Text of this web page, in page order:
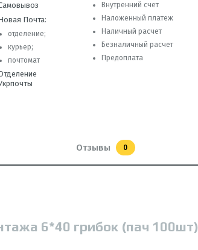
Почта:
отделение;
курьер;
почтомат
Внутренний счет
Наложенный платеж
Наличный расчет
Безналичный расчет
Предоплата
Отзывы 0
6*40 грибок (пач 100шт)